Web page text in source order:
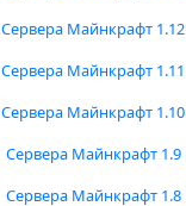
Сервера Майнкрафт 1.12
Сервера Майнкрафт 1.11
Сервера Майнкрафт 1.10
Сервера Майнкрафт 1.9
Сервера Майнкрафт 1.8